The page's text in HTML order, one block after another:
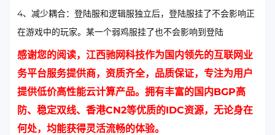
4、减少耦合：登陆服和逻辑服独立后，登陆服挂了不会影响正
在游戏中的玩家。某一个弱鸡服挂了也不会影响到登陆
感谢您的阅读，江西驰网科技作为国内领先的互联网业
务平台服务提供商，资质齐全，品质保证，专注为用户
提供低价高性能云计算产品。拥有丰富的国内BGP高
防、稳定双线、 香港CN2等优质的IDC资源，无论身在
何处，均能获得灵活流畅的体验。